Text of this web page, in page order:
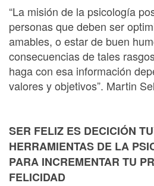
“La misión de la psicología
personas que deben ser
amables, o estar de buen
consecuencias de tales
haga con esa información
valores y objetivos”. Martin
SER FELIZ ES DECICIÓN
HERRAMIENTAS DE LA
PARA INCREMENTAR TU
FELICIDAD